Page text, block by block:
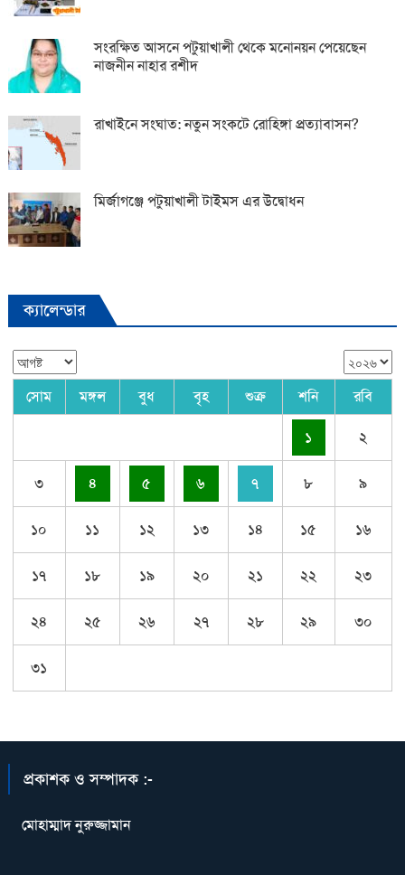
সংরক্ষিত আসনে পটুয়াখালী থেকে মনোনয়ন পেয়েছেন
নাজনীন নাহার রশীদ
রাখাইনে সংঘাত: নতুন সংকটে রোহিঙ্গা প্রত্যাবাসন?
মির্জাগঞ্জে পটুয়াখালী টাইমস এর উদ্বোধন
ক্যালেন্ডার
সোম মঙ্গল বুধ বৃহ শুক্র শনি রবি
১ ২
৩ ৪ ৫ ৬ ৭ ৮ ৯
১০ ১১ ১২ ১৩ ১৪ ১৫ ১৬
১৭ ১৮ ১৯ ২০ ২১ ২২ ২৩
২৪ ২৫ ২৬ ২৭ ২৮ ২৯ ৩০
৩১
প্রকাশক ও সম্পাদক :-
মোহাম্মাদ নুরুজ্জামান